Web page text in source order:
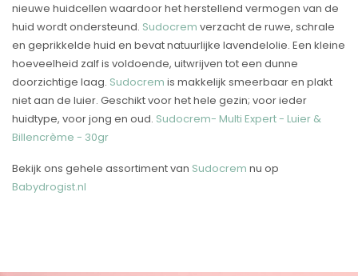
nieuwe huidcellen waardoor het herstellend vermogen van de
huid wordt ondersteund. Sudocrem verzacht de ruwe, schrale
en geprikkelde huid en bevat natuurlijke lavendelolie. Een kleine
hoeveelheid zalf is voldoende, uitwrijven tot een dunne
doorzichtige laag. Sudocrem is makkelijk smeerbaar en plakt
niet aan de luier. Geschikt voor het hele gezin; voor ieder
huidtype, voor jong en oud. Sudocrem- Multi Expert - Luier &
Billencrème - 30gr
Bekijk ons gehele assortiment van Sudocrem nu op
Babydrogist.nl